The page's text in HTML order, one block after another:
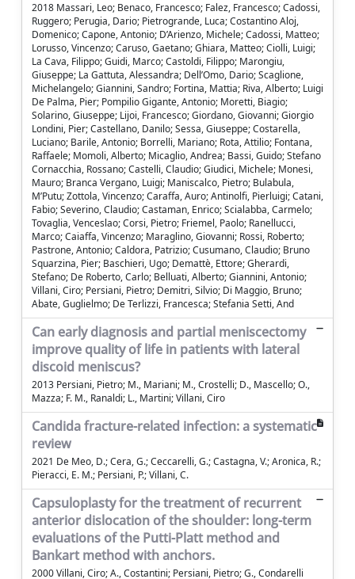
2018 Massari, Leo; Benaco, Francesco; Falez, Francesco; Cadossi,
Ruggero; Perugia, Dario; Pietrogrande, Luca; Costantino Aloj,
Domenico; Capone, Antonio; D’Arienzo, Michele; Cadossi, Matteo;
Lorusso, Vincenzo; Caruso, Gaetano; Ghiara, Matteo; Ciolli, Luigi;
La Cava, Filippo; Guidi, Marco; Castoldi, Filippo; Marongiu,
Giuseppe; La Gattuta, Alessandra; Dell’Omo, Dario; Scaglione,
Michelangelo; Giannini, Sandro; Fortina, Mattia; Riva, Alberto; Luigi
De Palma, Pier; Pompilio Gigante, Antonio; Moretti, Biagio;
Solarino, Giuseppe; Lijoi, Francesco; Giordano, Giovanni; Giorgio
Londini, Pier; Castellano, Danilo; Sessa, Giuseppe; Costarella,
Luciano; Barile, Antonio; Borrelli, Mariano; Rota, Attilio; Fontana,
Raffaele; Momoli, Alberto; Micaglio, Andrea; Bassi, Guido; Stefano
Cornacchia, Rossano; Castelli, Claudio; Giudici, Michele; Monesi,
Mauro; Branca Vergano, Luigi; Maniscalco, Pietro; Bulabula,
M’Putu; Zottola, Vincenzo; Caraffa, Auro; Antinolfi, Pierluigi; Catani,
Fabio; Severino, Claudio; Castaman, Enrico; Scialabba, Carmelo;
Tovaglia, Venceslao; Corsi, Pietro; Friemel, Paolo; Ranellucci,
Marco; Caiaffa, Vincenzo; Maraglino, Giovanni; Rossi, Roberto;
Pastrone, Antonio; Caldora, Patrizio; Cusumano, Claudio; Bruno
Squarzina, Pier; Baschieri, Ugo; Demattè, Ettore; Gherardi,
Stefano; De Roberto, Carlo; Belluati, Alberto; Giannini, Antonio;
Villani, Ciro; Persiani, Pietro; Demitri, Silvio; Di Maggio, Bruno;
Abate, Guglielmo; De Terlizzi, Francesca; Stefania Setti, And
Can early diagnosis and partial meniscectomy
improve quality of life in patients with lateral
discoid meniscus?
2013 Persiani, Pietro; M., Mariani; M., Crostelli; D., Mascello; O.,
Mazza; F. M., Ranaldi; L., Martini; Villani, Ciro
Candida fracture-related infection: a systematic
review
2021 De Meo, D.; Cera, G.; Ceccarelli, G.; Castagna, V.; Aronica, R.;
Pieracci, E. M.; Persiani, P.; Villani, C.
Capsuloplasty for the treatment of recurrent
anterior dislocation of the shoulder: long-term
evaluations of the Putti-Platt method and
Bankart method with anchors.
2000 Villani, Ciro; A., Costantini; Persiani, Pietro; G., Condarelli